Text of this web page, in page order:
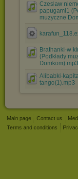
Czeslaw
papugami1
muzyczne
Brathanki-w
(Podkłady
Domkom).mp3
Alibabki-
tango(1).mp3
Main page Contact us
Terms and conditions